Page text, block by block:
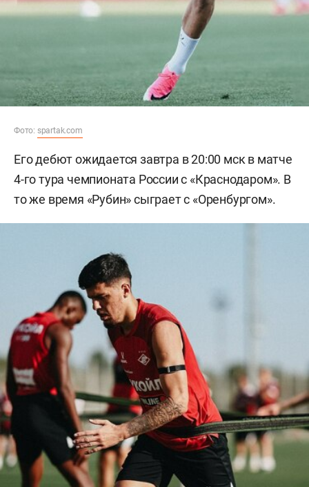
Фото: spartak.com
Его дебют ожидается завтра в 20:00 мск в матче
4-го тура чемпионата России с «Краснодаром». В
то же время «Рубин» сыграет с «Оренбургом».